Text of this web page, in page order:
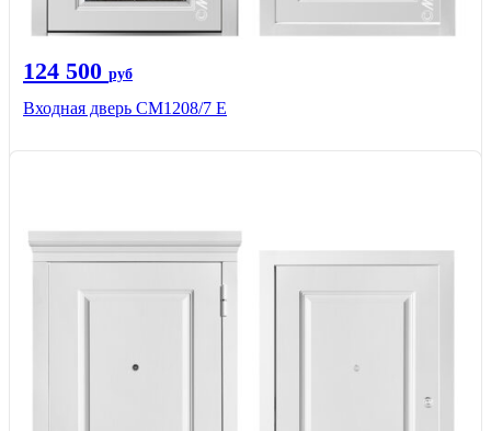
124 500 руб
Входная дверь СМ1208/7 E